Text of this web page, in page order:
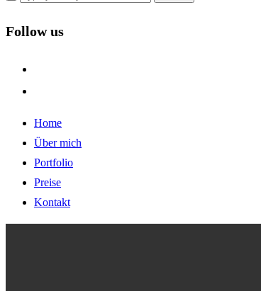
Follow us
Home
Über mich
Portfolio
Preise
Kontakt